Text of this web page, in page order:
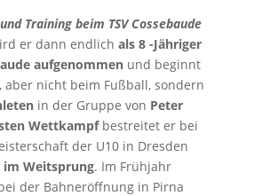
Training beim TSV Cossebaude
er dann endlich als 8 -Jähriger
aufgenommenund beginnt
aber nicht beim Fußball, sondern
in der Gruppe von Peter
Wettkampfbestreitet er bei
der U10 in Dresden
im Weitsprung. Im Frühjahr
der Bahneröffnung in Pirna